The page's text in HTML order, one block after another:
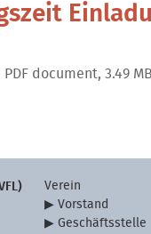
document, 3.49
Verein
Vorstand
Geschäftsstelle